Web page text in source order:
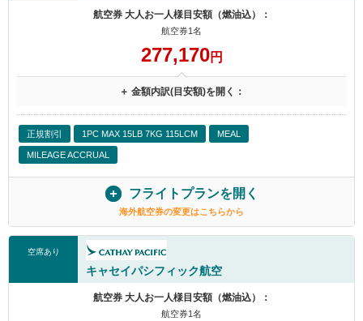
航空券 大人お一人様目安額（燃油込）：
航空券1名
277,170円
＋ 金額内訳(目安額)を開く：
正規割引 1PC MAX 15LB 7KG 115LCM MEAL
MILEAGE ACCRUAL
フライトプランを開く
海外航空券の変更はこちらから
空席あり
キャセイパシフィック航空
航空券 大人お一人様目安額（燃油込）：
航空券1名